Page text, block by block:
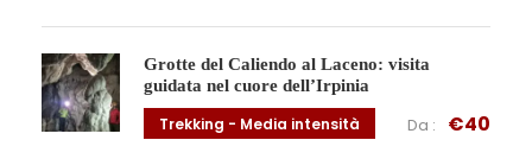
Grotte del Caliendo al Laceno: visita
guidata nel cuore dell’Irpinia
Trekking - Media intensità Da : €40